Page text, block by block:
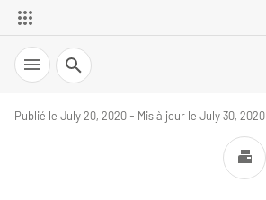
Search
Publié le July 20, 2020 - Mis à jour le July 30, 2020